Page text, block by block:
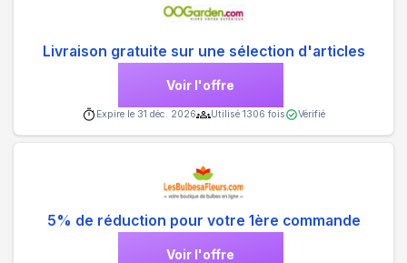
Livraison gratuite sur une sélection d'articles
Voir l'offre
Expire le 31 déc. 2026 Utilisé 1306 fois Vérifié
5% de réduction pour votre 1ère commande
Voir l'offre